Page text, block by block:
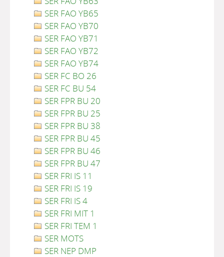
SER FAO YB65
SER FAO YB70
SER FAO YB71
SER FAO YB72
SER FAO YB74
SER FC BO 26
SER FC BU 54
SER FPR BU 20
SER FPR BU 25
SER FPR BU 38
SER FPR BU 45
SER FPR BU 46
SER FPR BU 47
SER FRI IS 11
SER FRI IS 19
SER FRI IS 4
SER FRI MIT 1
SER FRI TEM 1
SER MOTS
SER NEP DMP